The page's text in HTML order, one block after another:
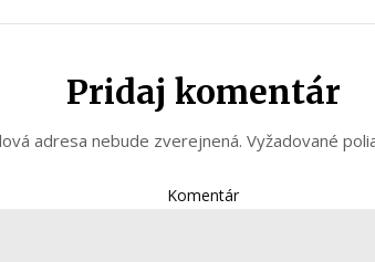
Pridaj komentár
adresa nebude zverejnená. Vyžadované
Komentár